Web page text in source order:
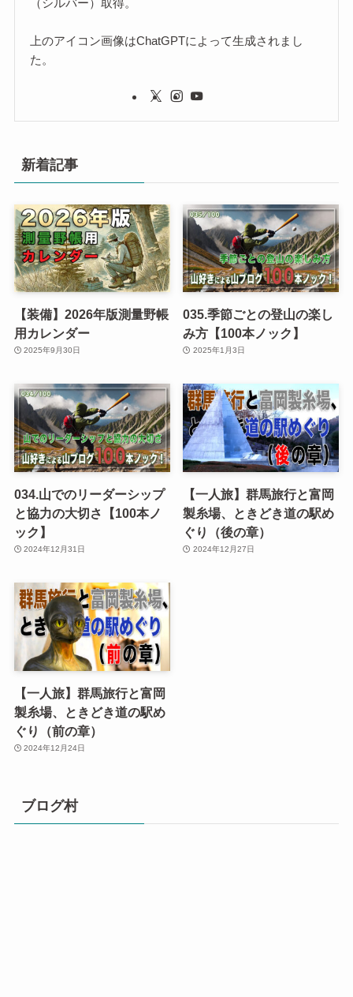
（シルバー）取得。
上のアイコン画像はChatGPTによって生成されまし
た。
新着記事
【装備】2026年版測量野帳
用カレンダー
2025年9月30日
035.季節ごとの登山の楽し
み方【100本ノック】
2025年1月3日
034.山でのリーダーシップ
と協力の大切さ【100本ノ
ック】
2024年12月31日
【一人旅】群馬旅行と富岡
製糸場、ときどき道の駅め
ぐり（後の章）
2024年12月27日
【一人旅】群馬旅行と富岡
製糸場、ときどき道の駅め
ぐり（前の章）
2024年12月24日
ブログ村